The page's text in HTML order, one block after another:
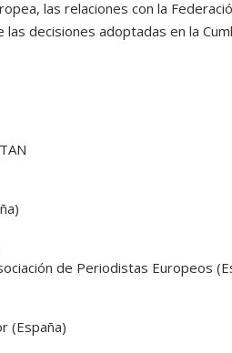
las relaciones con la
las decisiones adoptadas en la
de Periodistas Europeos
(España)